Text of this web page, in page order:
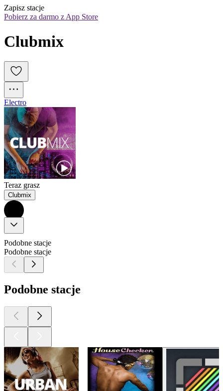
Zapisz stacje
Pobierz za darmo z App Store
Clubmix
Electro
Teraz grasz
Clubmix
Podobne stacje
Podobne stacje
Podobne stacje